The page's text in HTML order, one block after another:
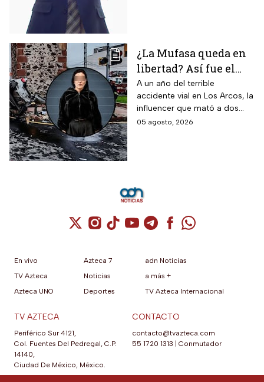
¿La Mufasa queda en
libertad? Así fue el
aparatoso accidente
en Los Arcos de
Querétaro en el que
murieron 2 personas
A un año del terrible
accidente vial en Los Arcos, la
influencer que mató a dos
personas podría ser liberada
05 agosto, 2026
Cuenta de X / Twitter (se abre en una
Cuenta de Instagram (se abre en una
Cuenta de TikTok (se abre en
Cuenta de YouTube (se abre
Cuenta de Telegram (se
Cuenta de
Cuenta de
En vivo
TV Azteca
Azteca UNO
Azteca 7
Noticias
Deportes
adn Noticias
a más +
TV Azteca Internacional
TV AZTECA
Periférico Sur 4121,
Col. Fuentes Del Pedregal, C.P.
14140,
Ciudad De México, México.
CONTACTO
contacto@tvazteca.com
55 1720 1313
Conmutador